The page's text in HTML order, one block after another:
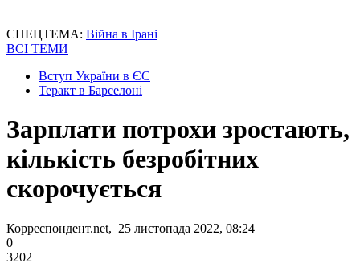
СПЕЦТЕМА: Війна в Ірані
ВСІ ТЕМИ
Вступ України в ЄС
Теракт в Барселоні
Зарплати потрохи зростають,
кількість безробітних
скорочується
Корреспондент.net, 25 листопада 2022, 08:24
0
3202